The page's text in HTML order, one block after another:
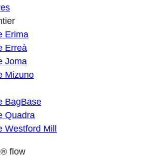
Erima
Erreà
Joma
Mizuno
BagBase
Quadra
Westford Mill
flow